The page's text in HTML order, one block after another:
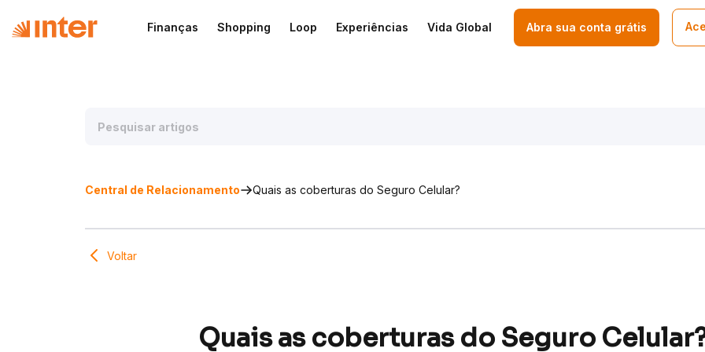
Finanças Shopping Loop Experiências Vida Global Abra sua conta grátis
Central de Relacionamento Quais as coberturas do Seguro Celular?
Voltar
Quais as coberturas do Seguro